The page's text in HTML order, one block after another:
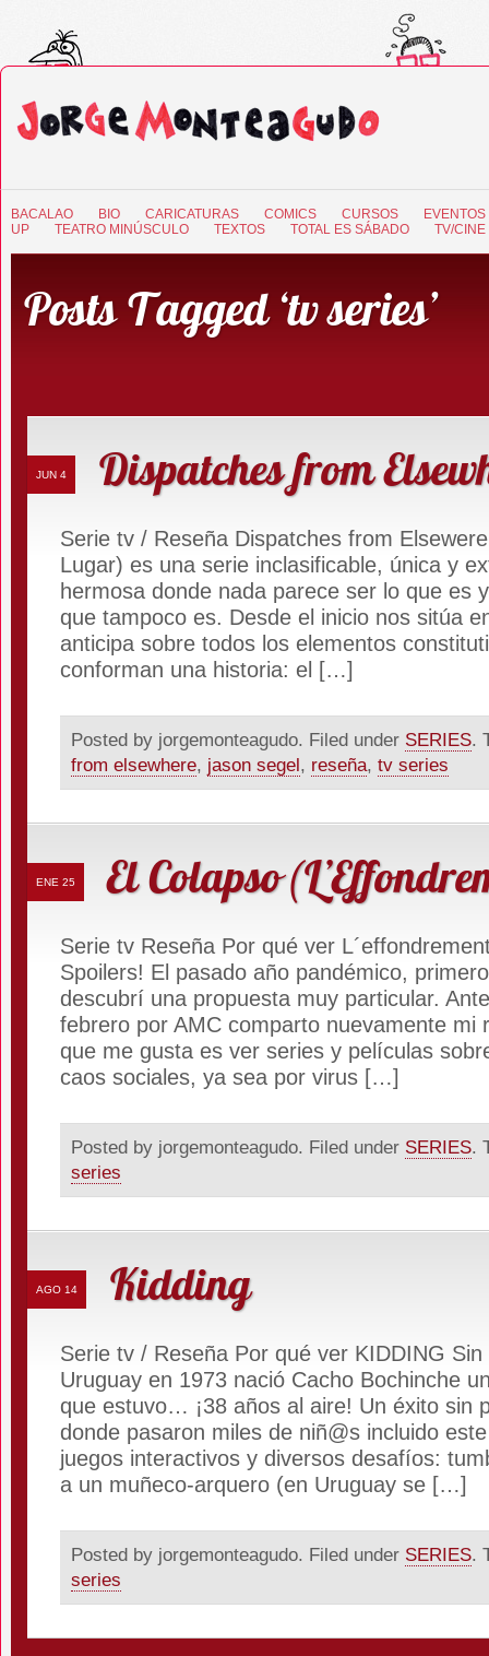
BACALAO BIO CARICATURAS COMICS CURSOS
EVENTOS
UP
TEATRO MINÚSCULO TEXTOS TOTAL ES SÁBADO TV/CINE
Posts Tagged ‘tv series’
JUN 4 Dispatches from
Serie tv / Reseña Dispatches from
Lugar) es una serie inclasificable, única y
hermosa donde nada parece ser lo que es
que tampoco es. Desde el inicio nos sitúa
anticipa sobre todos los elementos
conforman una historia: el […]
Posted by jorgemonteagudo. Filed under SERIES.
from elsewhere, jason segel, reseña, tv series
ENE 25 El Colapso
Serie tv Reseña Por qué ver
Spoilers! El pasado año pandémico,
descubrí una propuesta muy particular.
febrero por AMC comparto nuevamente mi
que me gusta es ver series y películas
caos sociales, ya sea por virus […]
Posted by jorgemonteagudo. Filed under SERIES.
series
AGO 14 Kidding
Serie tv / Reseña Por qué ver KIDDING
Uruguay en 1973 nació Cacho Bochinche
que estuvo… ¡38 años al aire! Un éxito sin
donde pasaron miles de niñ@s incluido
juegos interactivos y diversos desafíos:
a un muñeco-arquero (en Uruguay se […]
Posted by jorgemonteagudo. Filed under SERIES.
series